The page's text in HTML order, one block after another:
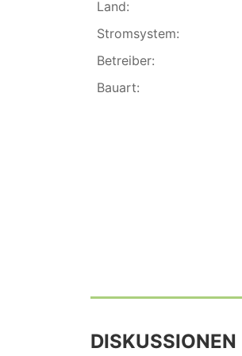
Land:
Stromsystem:
Betreiber:
Bauart:
DISKUSSIONEN